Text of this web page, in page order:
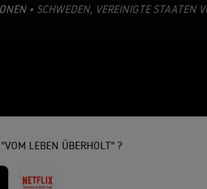
• SCHWEDEN, VEREINIGTE STAATEN
LEBEN ÜBERHOLT" ?